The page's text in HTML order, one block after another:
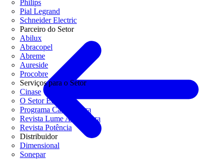
Philips
Pial Legrand
Schneider Electric
Parceiro do Setor
Abilux
Abracopel
Abreme
Aureside
Procobre
Serviços para o Setor
Cinase
O Setor Elétrico
Programa Casa Segura
Revista Lume Arquitetura
Revista Potência
Distribuidor
Dimensional
Sonepar